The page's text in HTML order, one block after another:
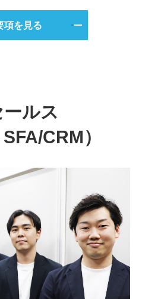
項を見る
ルス
CRM）